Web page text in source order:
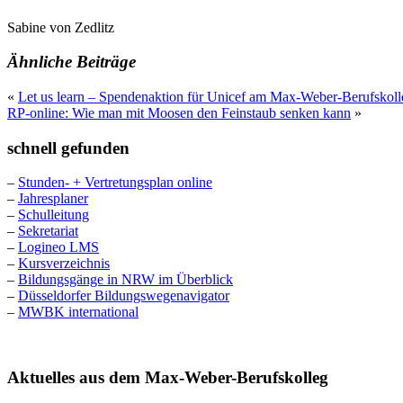
Sabine von Zedlitz
Ähnliche Beiträge
« Let us learn – Spendenaktion für Unicef am Max-Weber-
RP-online: Wie man mit Moosen den Feinstaub senken kann »
schnell gefunden
– Stunden- + Vertretungsplan online
– Jahresplaner
– Schulleitung
– Sekretariat
– Logineo LMS
– Kursverzeichnis
– Bildungsgänge in NRW im Überblick
– Düsseldorfer Bildungswegenavigator
– MWBK international
Aktuelles aus dem Max-Weber-Berufskolleg